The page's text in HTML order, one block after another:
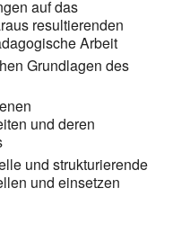
auf das
resultierenden
Arbeit
Grundlagen des
und deren
und strukturierende
und einsetzen